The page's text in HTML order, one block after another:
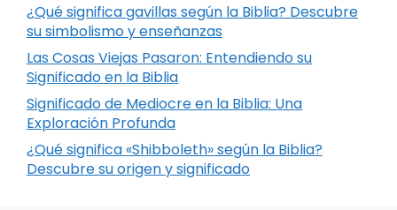
¿Qué significa gavillas según la Biblia? Descubre
su simbolismo y enseñanzas
Las Cosas Viejas Pasaron: Entendiendo su
Significado en la Biblia
Significado de Mediocre en la Biblia: Una
Exploración Profunda
¿Qué significa «Shibboleth» según la Biblia?
Descubre su origen y significado